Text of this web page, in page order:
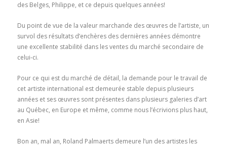
des Belges, Philippe, et ce depuis quelques années!
Du point de vue de la valeur marchande des œuvres de l’artiste, un
survol des résultats d’enchères des dernières années démontre
une excellente stabilité dans les ventes du marché secondaire de
celui-ci.
Pour ce qui est du marché de détail, la demande pour le travail de
cet artiste international est demeurée stable depuis plusieurs
années et ses œuvres sont présentes dans plusieurs galeries d’art
au Québec, en Europe et même, comme nous l’écrivions plus haut,
en Asie!
Bon an, mal an, Roland Palmaerts demeure l’un des artistes les